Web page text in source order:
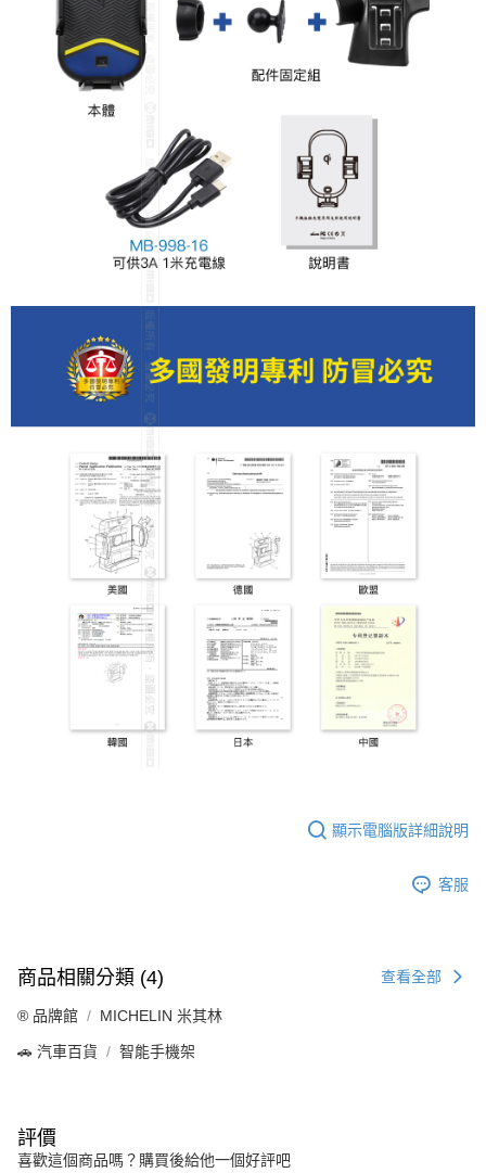
顯示電腦版詳細說明
客服
商品相關分類 (4) 查看全部
®️ 品牌館 MICHELIN 米其林
🚗 汽車百貨 智能手機架
評價
喜歡這個商品嗎？購買後給他一個好評吧